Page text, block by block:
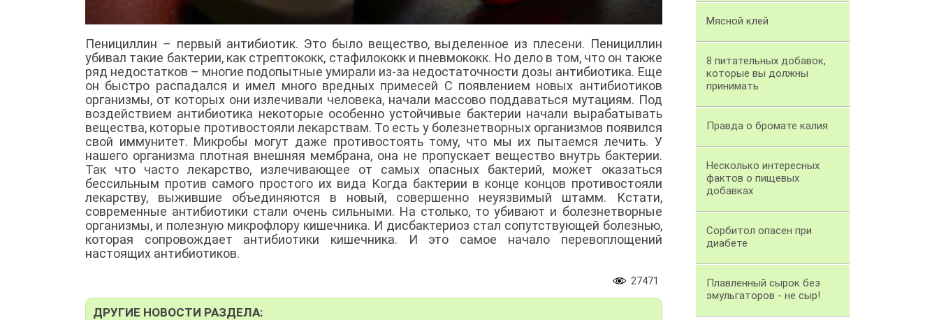
Пенициллин – первый антибиотик. Это было вещество, выделенное из плесени. Пенициллин
убивал такие бактерии, как стрептококк, стафилококк и пневмококк. Но дело в том, что он также
ряд недостатков – многие подопытные умирали из-за недостаточности дозы антибиотика. Еще
он быстро распадался и имел много вредных примесей С появлением новых антибиотиков
организмы, от которых они излечивали человека, начали массово поддаваться мутациям. Под
воздействием антибиотика некоторые особенно устойчивые бактерии начали вырабатывать
вещества, которые противостояли лекарствам. То есть у болезнетворных организмов появился
свой иммунитет. Микробы могут даже противостоять тому, что мы их пытаемся лечить. У
нашего организма плотная внешняя мембрана, она не пропускает вещество внутрь бактерии.
Так что часто лекарство, излечивающее от самых опасных бактерий, может оказаться
бессильным против самого простого их вида Когда бактерии в конце концов противостояли
лекарству, выжившие объединяются в новый, совершенно неуязвимый штамм. Кстати,
современные антибиотики стали очень сильными. На столько, то убивают и болезнетворные
организмы, и полезную микрофлору кишечника. И дисбактериоз стал сопутствующей болезнью,
которая сопровождает антибиотики кишечника. И это самое начало перевоплощений
настоящих антибиотиков.
27471
ДРУГИЕ НОВОСТИ РАЗДЕЛА:
Мясной клей
8 питательных добавок,
которые вы должны
принимать
Правда о бромате калия
Несколько интересных
фактов о пищевых
добавках
Сорбитол опасен при
диабете
Плавленный сырок без
эмульгаторов - не сыр!